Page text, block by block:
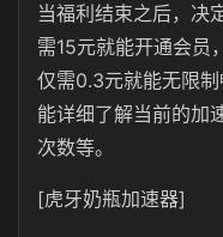
当福利结束之后，决
需15元就能开通会员
仅需0.3元就能无限
能详细了解当前的加
次数等。
[虎牙奶瓶加速器]